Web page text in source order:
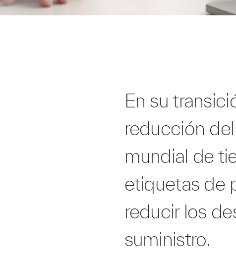
En su
reducción
mundial de
etiquetas de
reducir los
suministro.